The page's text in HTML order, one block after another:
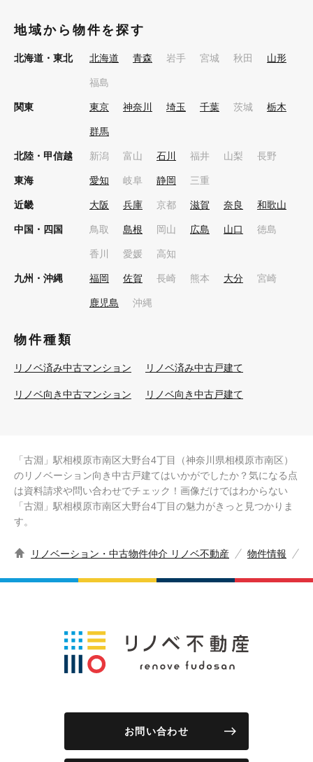
地域から物件を探す
北海道・東北 北海道 青森 岩手 宮城 秋田 山形
福島
関東 東京 神奈川 埼玉 千葉 茨城 栃木
群馬
北陸・甲信越 新潟 富山 石川 福井 山梨 長野
東海 愛知 岐阜 静岡 三重
近畿 大阪 兵庫 京都 滋賀 奈良 和歌山
中国・四国 鳥取 島根 岡山 広島 山口 徳島
香川 愛媛 高知
九州・沖縄 福岡 佐賀 長崎 熊本 大分 宮崎
鹿児島 沖縄
物件種類
リノベ済み中古マンション リノベ済み中古戸建て
リノベ向き中古マンション リノベ向き中古戸建て
「古淵」駅相模原市南区大野台4丁目（神奈川県相模原市南区）
のリノベーション向き中古戸建てはいかがでしたか？気になる点
は資料請求や問い合わせでチェック！画像だけではわからない
「古淵」駅相模原市南区大野台4丁目の魅力がきっと見つかりま
す。
リノベーション・中古物件仲介 リノベ不動産 物件情報
お問い合わせ